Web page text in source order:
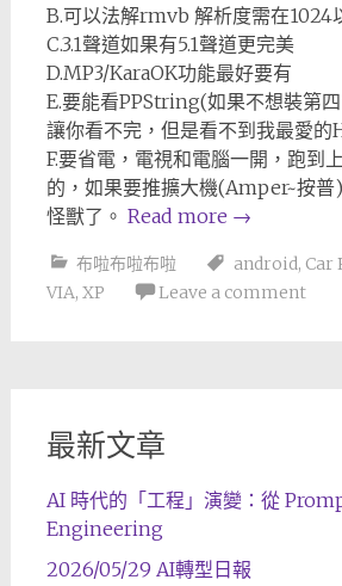
B.可以法解rmvb 解析度需在1024
C.3.1聲道如果有5.1聲道更完美
D.MP3/KaraOK功能最好要有
E.要能看PPString(如果不想裝第
讓你看不完，但是看不到我最愛的
F.要省電，電視和電腦一開，跑到
的，如果要推擴大機(Amper~按
怪獸了。 Read more →
布啦布啦布啦 android, Car
VIA, XP Leave a comment
最新文章
AI 時代的「工程」演變：從
Engineering
2026/05/29 AI轉型日報